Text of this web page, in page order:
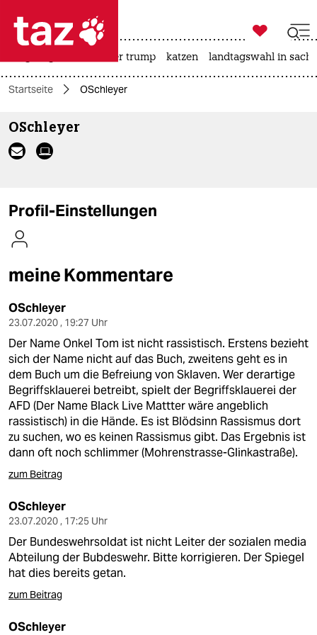
 taz zahl ich
taz zahl ich
themen
politik
sport
berlin
nord
wahrheit
verlag
verlag
veranstaltungen
shop
fragen & hilfe
unterstützen

taz zahl ich
usa unter trump katzen landtagswahl in
Startseite OSchleyer
OSchleyer
Profil-Einstellungen
meine Kommentare
OSchleyer
23.07.2020 , 19:27 Uhr
Der Name Onkel Tom ist nicht rassistisch. Erstens bezieht
sich der Name nicht auf das Buch, zweitens geht es in
dem Buch um die Befreiung von Sklaven. Wer derartige
Begriffsklauerei betreibt, spielt der Begriffsklauerei der
AFD (Der Name Black Live Mattter wäre angeblich
rassistisch) in die Hände. Es ist Blödsinn Rassismus dort
zu suchen, wo es keinen Rassismus gibt. Das Ergebnis ist
dann oft noch schlimmer (Mohrenstrasse-Glinkastraße).
zum Beitrag
OSchleyer
23.07.2020 , 17:25 Uhr
Der Bundeswehrsoldat ist nicht Leiter der sozialen media
Abteilung der Bubdeswehr. Bitte korrigieren. Der Spiegel
hat dies bereits getan.
zum Beitrag
OSchleyer